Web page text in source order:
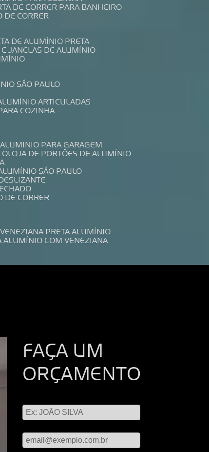
DE CORRER PARA BANHEIRO
DE CORRER
DE ALUMÍNIO PRETA
E JANELAS DE ALUMÍNIO
SÃO PAULO
ARTICULADAS
COZINHA
ALUMINIO PARA GARAGEM
LOJA DE PORTÕES DE ALUMÍNIO
SÃO PAULO
DE CORRER
VENEZIANA PRETA ALUMÍNIO
ALUMÍNIO COM VENEZIANA
FAÇA UM
ORÇAMENTO